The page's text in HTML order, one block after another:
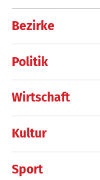
Bezirke
Politik
Wirtschaft
Kultur
Sport